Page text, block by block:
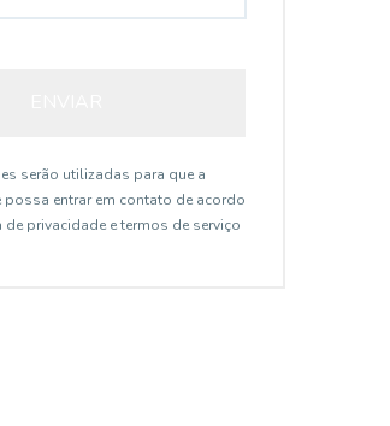
serão utilizadas para que a
possa entrar em contato de acordo
privacidade e termos de serviço